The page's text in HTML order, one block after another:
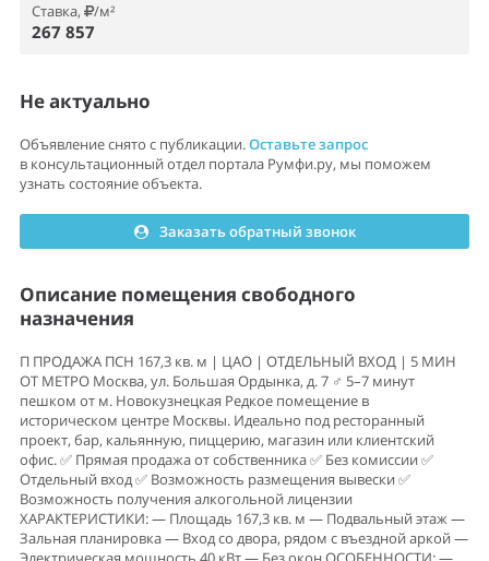
Ставка, /м²
267 857
Не актуально
Объявление снято с публикации.Оставьте запрос
в консультационный отдел портала Румфи.ру, мы поможем
узнать состояние объекта.
Заказать обратный звонок
Описание помещения свободного
назначения
П ПРОДАЖА ПСН 167,3 кв. м | ЦАО | ОТДЕЛЬНЫЙ ВХОД | 5 МИН
ОТ МЕТРО Москва, ул. Большая Ордынка, д. 7 ‍♂️ 5–7 минут
пешком от м. Новокузнецкая Редкое помещение в
историческом центре Москвы. Идеально под ресторанный
проект, бар, кальянную, пиццерию, магазин или клиентский
офис. ✅ Прямая продажа от собственника ✅ Без комиссии ✅
Отдельный вход ✅ Возможность размещения вывески ✅
Возможность получения алкогольной лицензии
ХАРАКТЕРИСТИКИ: — Площадь 167,3 кв. м — Подвальный этаж —
Зальная планировка — Вход со двора, рядом с въездной аркой —